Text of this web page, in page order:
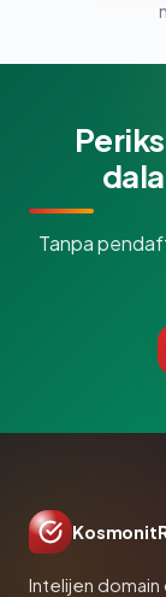
Tanpa
Intelijen